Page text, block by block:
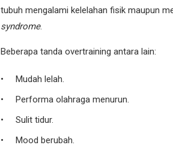
tubuh mengalami kelelahan fisik maupun
syndrome.
Beberapa tanda overtraining antara lain:
Mudah lelah.
Performa olahraga menurun.
Sulit tidur.
Mood berubah.